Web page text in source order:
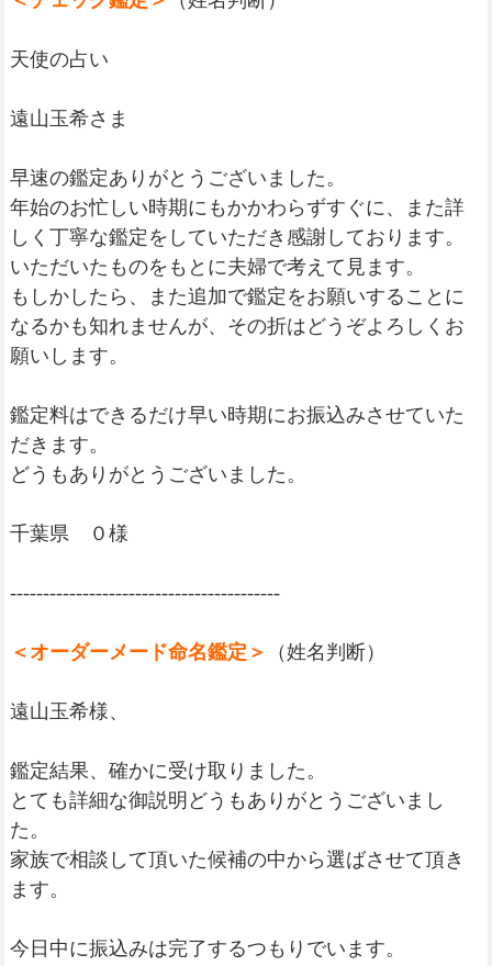
天使の占い
遠山玉希さま
早速の鑑定ありがとうございました。
年始のお忙しい時期にもかかわらずすぐに、また詳
しく丁寧な鑑定をしていただき感謝しております。
いただいたものをもとに夫婦で考えて見ます。
もしかしたら、また追加で鑑定をお願いすることに
なるかも知れませんが、その折はどうぞよろしくお
願いします。
鑑定料はできるだけ早い時期にお振込みさせていた
だきます。
どうもありがとうございました。
千葉県 ０様
-----------------------------------------
＜オーダーメード命名鑑定＞ （姓名判断）
遠山玉希様、
鑑定結果、確かに受け取りました。
とても詳細な御説明どうもありがとうございまし
た。
家族で相談して頂いた候補の中から選ばさせて頂き
ます。
今日中に振込みは完了するつもりでいます。